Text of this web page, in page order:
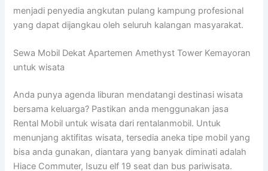
menjadi penyedia angkutan pulang kampung profesional
yang dapat dijangkau oleh seluruh kalangan masyarakat.
Sewa Mobil Dekat Apartemen Amethyst Tower Kemayoran
untuk wisata
Anda punya agenda liburan mendatangi destinasi wisata
bersama keluarga? Pastikan anda menggunakan jasa
Rental Mobil untuk wisata dari rentalanmobil. Untuk
menunjang aktifitas wisata, tersedia aneka tipe mobil yang
bisa anda gunakan, diantara yang banyak diminati adalah
Hiace Commuter, Isuzu elf 19 seat dan bus pariwisata.